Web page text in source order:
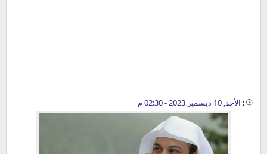
: الأحد, 10 ديسمبر 2023 - 02:30 م